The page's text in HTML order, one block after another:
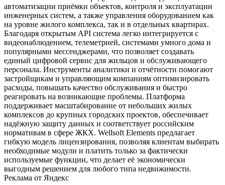
автоматизации приёмки объектов, контроля и эксплуатации
инженерных систем, а также управления оборудованием как
на уровне жилого комплекса, так и в отдельных квартирах.
Благодаря открытым API система легко интегрируется с
видеонаблюдением, телеметрией, системами умного дома и
популярными мессенджерами, что позволяет создавать
единый цифровой сервис для жильцов и обслуживающего
персонала. Инструменты аналитики и отчётности помогают
застройщикам и управляющим компаниям оптимизировать
расходы, повышать качество обслуживания и быстро
реагировать на возникающие проблемы. Платформа
поддерживает масштабирование от небольших жилых
комплексов до крупных городских проектов, обеспечивает
надёжную защиту данных и соответствует российским
нормативам в сфере ЖКХ. Wellsoft Elements предлагает
гибкую модель лицензирования, позволяя клиентам выбирать
необходимые модули и платить только за фактически
используемые функции, что делает её экономически
выгодным решением для любого типа недвижимости.
Реклама от Яндекс